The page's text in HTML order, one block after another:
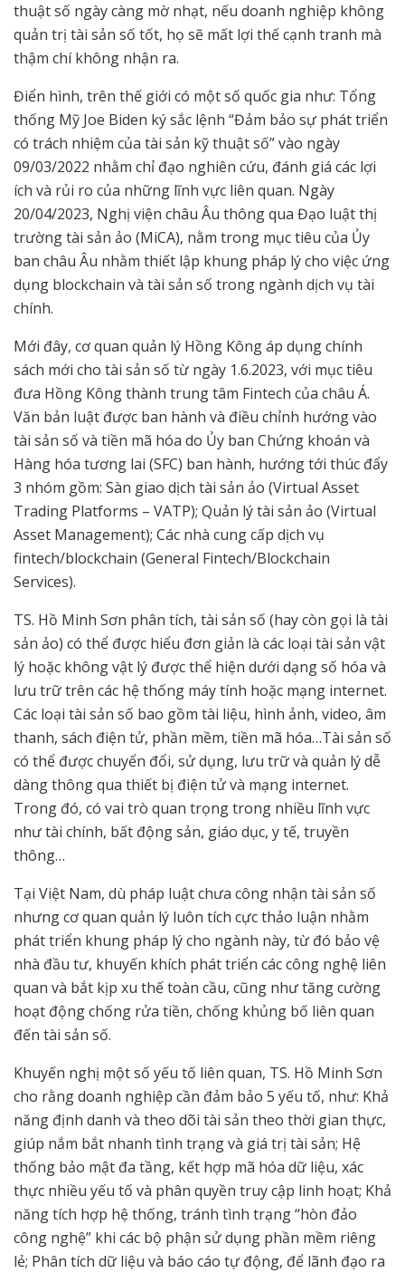
thuật số ngày càng mờ nhạt, nếu doanh nghiệp không
quản trị tài sản số tốt, họ sẽ mất lợi thế cạnh tranh mà
thậm chí không nhận ra.
Điển hình, trên thế giới có một số quốc gia như: Tổng
thống Mỹ Joe Biden ký sắc lệnh “Đảm bảo sự phát triển
có trách nhiệm của tài sản kỹ thuật số” vào ngày
09/03/2022 nhằm chỉ đạo nghiên cứu, đánh giá các lợi
ích và rủi ro của những lĩnh vực liên quan. Ngày
20/04/2023, Nghị viện châu Âu thông qua Đạo luật thị
trường tài sản ảo (MiCA), nằm trong mục tiêu của Ủy
ban châu Âu nhằm thiết lập khung pháp lý cho việc ứng
dụng blockchain và tài sản số trong ngành dịch vụ tài
chính.
Mới đây, cơ quan quản lý Hồng Kông áp dụng chính
sách mới cho tài sản số từ ngày 1.6.2023, với mục tiêu
đưa Hồng Kông thành trung tâm Fintech của châu Á.
Văn bản luật được ban hành và điều chỉnh hướng vào
tài sản số và tiền mã hóa do Ủy ban Chứng khoán và
Hàng hóa tương lai (SFC) ban hành, hướng tới thúc đẩy
3 nhóm gồm: Sàn giao dịch tài sản ảo (Virtual Asset
Trading Platforms – VATP); Quản lý tài sản ảo (Virtual
Asset Management); Các nhà cung cấp dịch vụ
fintech/blockchain (General Fintech/Blockchain
Services).
TS. Hồ Minh Sơn phân tích, tài sản số (hay còn gọi là tài
sản ảo) có thể được hiểu đơn giản là các loại tài sản vật
lý hoặc không vật lý được thể hiện dưới dạng số hóa và
lưu trữ trên các hệ thống máy tính hoặc mạng internet.
Các loại tài sản số bao gồm tài liệu, hình ảnh, video, âm
thanh, sách điện tử, phần mềm, tiền mã hóa…Tài sản số
có thể được chuyển đổi, sử dụng, lưu trữ và quản lý dễ
dàng thông qua thiết bị điện tử và mạng internet.
Trong đó, có vai trò quan trọng trong nhiều lĩnh vực
như tài chính, bất động sản, giáo dục, y tế, truyền
thông…
Tại Việt Nam, dù pháp luật chưa công nhận tài sản số
nhưng cơ quan quản lý luôn tích cực thảo luận nhằm
phát triển khung pháp lý cho ngành này, từ đó bảo vệ
nhà đầu tư, khuyến khích phát triển các công nghệ liên
quan và bắt kịp xu thế toàn cầu, cũng như tăng cường
hoạt động chống rửa tiền, chống khủng bố liên quan
đến tài sản số.
Khuyến nghị một số yếu tố liên quan, TS. Hồ Minh Sơn
cho rằng doanh nghiệp cần đảm bảo 5 yếu tố, như: Khả
năng định danh và theo dõi tài sản theo thời gian thực,
giúp nắm bắt nhanh tình trạng và giá trị tài sản; Hệ
thống bảo mật đa tầng, kết hợp mã hóa dữ liệu, xác
thực nhiều yếu tố và phân quyền truy cập linh hoạt; Khả
năng tích hợp hệ thống, tránh tình trạng “hòn đảo
công nghệ” khi các bộ phận sử dụng phần mềm riêng
lẻ; Phân tích dữ liệu và báo cáo tự động, để lãnh đạo ra